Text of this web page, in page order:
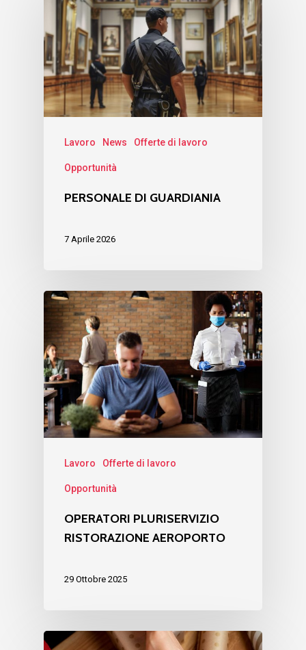
Lavoro News Offerte di lavoro
Opportunità
PERSONALE DI GUARDIANIA
7 Aprile 2026
Lavoro Offerte di lavoro
Opportunità
OPERATORI PLURISERVIZIO
RISTORAZIONE AEROPORTO
29 Ottobre 2025